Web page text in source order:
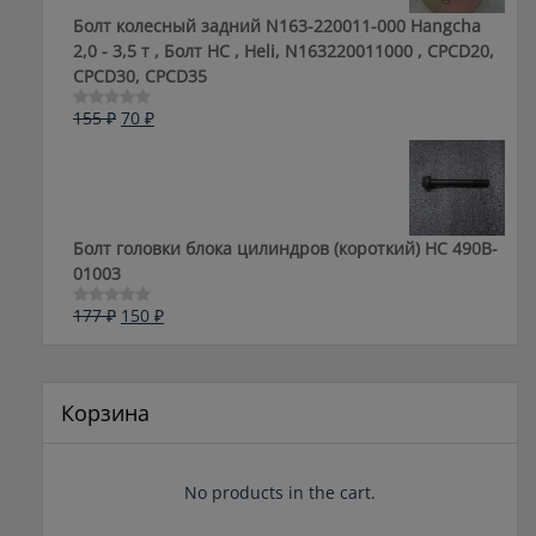
Болт колесный задний N163-220011-000 Hangcha
2,0 - 3,5 т , Болт HC , Heli, N163220011000 , CPCD20,
CPCD30, CPCD35
Оценка
155₽ Первоначальная
70 ₽Текущая
Болт головки блока цилиндров (короткий) НС 490B-
01003
Оценка
177₽ Первоначальная
150 ₽Текущая
Корзина
No products in the cart.